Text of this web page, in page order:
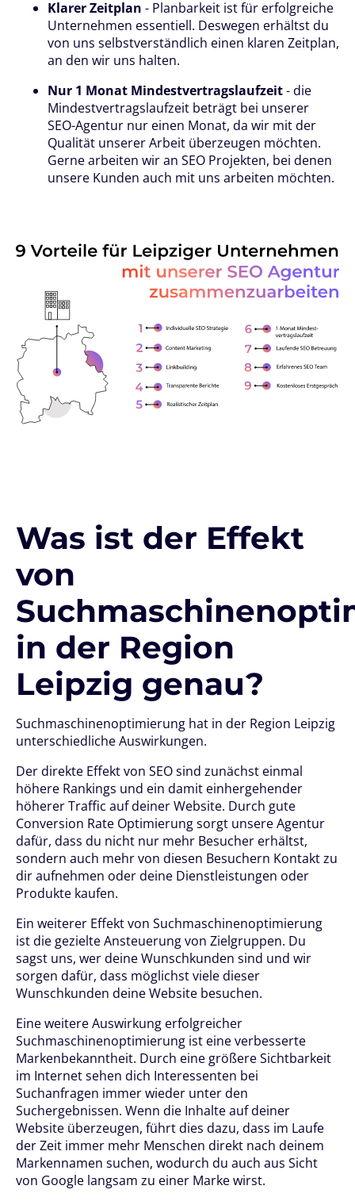
Klarer Zeitplan - Planbarkeit ist für erfolgreiche
Unternehmen essentiell. Deswegen erhältst du
von uns selbstverständlich einen klaren Zeitplan,
an den wir uns halten.
Nur 1 Monat Mindestvertragslaufzeit- die
Mindestvertragslaufzeit beträgt bei unserer
SEO-Agentur nur einen Monat, da wir mit der
Qualität unserer Arbeit überzeugen möchten.
Gerne arbeiten wir an SEO Projekten, bei denen
unsere Kunden auch mit uns arbeiten möchten.
Was ist der Effekt
von
in der Region
Leipzig genau?
Suchmaschinenoptimierung hat in der Region Leipzig
unterschiedliche Auswirkungen.
Der direkte Effekt von SEO sind zunächst einmal
höhere Rankings und ein damit einhergehender
höherer Traffic auf deiner Website. Durch gute
Conversion Rate Optimierung sorgt unsere Agentur
dafür, dass du nicht nur mehr Besucher erhältst,
sondern auch mehr von diesen Besuchern Kontakt zu
dir aufnehmen oder deine Dienstleistungen oder
Produkte kaufen.
Ein weiterer Effekt von Suchmaschinenoptimierung
ist die gezielte Ansteuerung von Zielgruppen. Du
sagst uns, wer deine Wunschkunden sind und wir
sorgen dafür, dass möglichst viele dieser
Wunschkunden deine Website besuchen.
Eine weitere Auswirkung erfolgreicher
Suchmaschinenoptimierung ist eine verbesserte
Markenbekanntheit. Durch eine größere Sichtbarkeit
im Internet sehen dich Interessenten bei
Suchanfragen immer wieder unter den
Suchergebnissen. Wenn die Inhalte auf deiner
Website überzeugen, führt dies dazu, dass im Laufe
der Zeit immer mehr Menschen direkt nach deinem
Markennamen suchen, wodurch du auch aus Sicht
von Google langsam zu einer Marke wirst.